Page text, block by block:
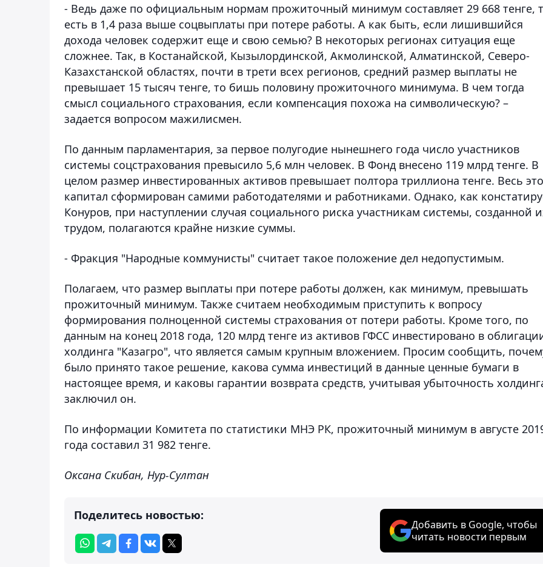
- Ведь даже по официальным нормам прожиточный минимум составляет 29 668 тенге,
есть в 1,4 раза выше соцвыплаты при потере работы. А как быть, если лишившийся
дохода человек содержит еще и свою семью? В некоторых регионах ситуация еще
сложнее. Так, в Костанайской, Кызылординской, Акмолинской, Алматинской, Северо-
Казахстанской областях, почти в трети всех регионов, средний размер выплаты не
превышает 15 тысяч тенге, то бишь половину прожиточного минимума. В чем тогда
смысл социального страхования, если компенсация похожа на символическую? –
задается вопросом мажилисмен.
По данным парламентария, за первое полугодие нынешнего года число участников
системы соцстрахования превысило 5,6 млн человек. В Фонд внесено 119 млрд тенге. В
целом размер инвестированных активов превышает полтора триллиона тенге. Весь
капитал сформирован самими работодателями и работниками. Однако, как
Конуров, при наступлении случая социального риска участникам системы, созданной
трудом, полагаются крайне низкие суммы.
- Фракция "Народные коммунисты" считает такое положение дел недопустимым.
Полагаем, что размер выплаты при потере работы должен, как минимум, превышать
прожиточный минимум. Также считаем необходимым приступить к вопросу
формирования полноценной системы страхования от потери работы. Кроме того, по
данным на конец 2018 года, 120 млрд тенге из активов ГФСС инвестировано в
холдинга "Казагро", что является самым крупным вложением. Просим сообщить,
было принято такое решение, какова сумма инвестиций в данные ценные бумаги в
настоящее время, и каковы гарантии возврата средств, учитывая убыточность
заключил он.
По информации Комитета по статистики МНЭ РК, прожиточный минимум в августе
года составил 31 982 тенге.
Оксана Скибан, Нур-Султан
Поделитесь новостью:
Добавить в Google, чтобы
читать новости первым